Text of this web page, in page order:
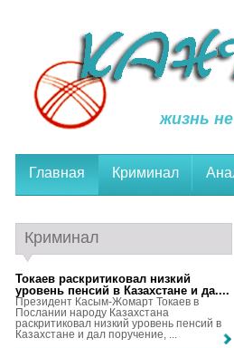
жизнь
Главная Криминал
Криминал
Токаев раскритиковал низкий
уровень пенсий в Казахстане и да....
Президент Касым-Жомарт Токаев в
Послании народу Казахстана
раскритиковал низкий уровень пенсий в
Казахстане и дал поручение, ...